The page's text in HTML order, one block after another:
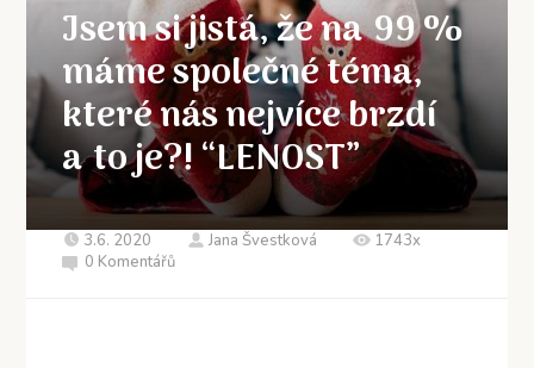
Jsem si jistá, že na 99 %
máme společné téma,
které nás nejvíce brzdí
a to je?! “LENOST”
3.6. 2020 Jana Švestková
1743x
0 Komentářů